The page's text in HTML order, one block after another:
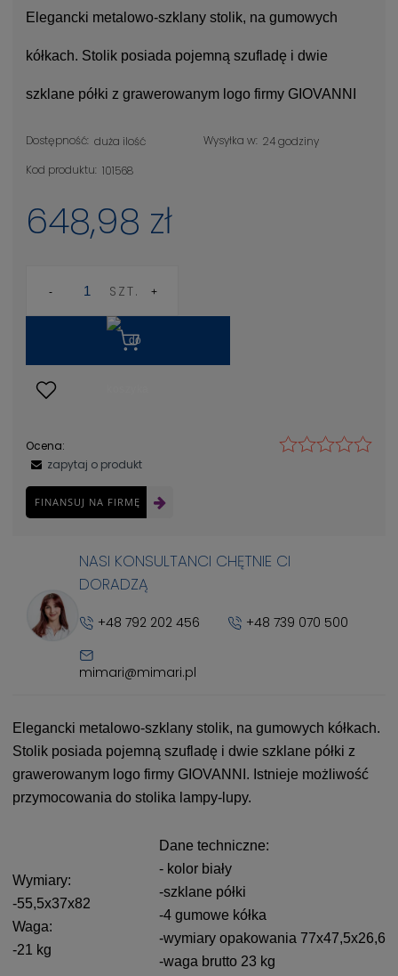
Elegancki metalowo-szklany stolik, na gumowych
kółkach. Stolik posiada pojemną szufladę i dwie
szklane półki z grawerowanym logo firmy GIOVANNI
Dostępność: duża ilość Wysyłka w: 24 godziny
Kod produktu: 101568
648,98 zł
SZT.
Ocena:
zapytaj o produkt
FINANSUJ NA FIRMĘ
NASI KONSULTANCI CHĘTNIE CI
DORADZĄ
+48 792 202 456 +48 739 070 500
mimari@mimari.pl
Elegancki metalowo-szklany stolik, na gumowych kółkach.
Stolik posiada pojemną szufladę i dwie szklane półki z
grawerowanym logo firmy GIOVANNI. Istnieje możliwość
przymocowania do stolika lampy-lupy.
Wymiary:
-55,5x37x82
Waga:
-21 kg
Dane techniczne:
- kolor biały
-szklane półki
-4 gumowe kółka
-wymiary opakowania 77x47,5x26,6
-waga brutto 23 kg